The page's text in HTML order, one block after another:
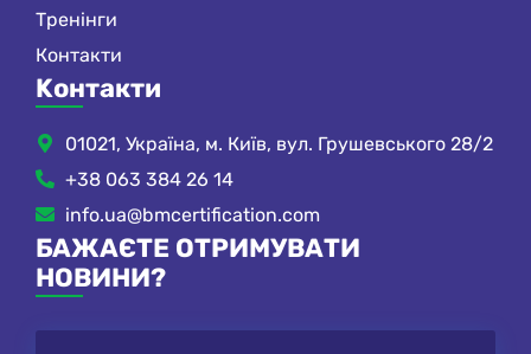
Тренінги
Контакти
Kонтакти
01021, Україна, м. Київ, вул. Грушевського 28/2
+38 063 384 26 14
info.ua@bmcertification.com
БАЖАЄТЕ ОТРИМУВАТИ
НОВИНИ?